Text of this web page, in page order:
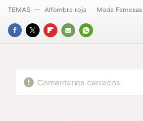
FACEBOOK
TWITTERFLIPBOARD
E-
WHATSAPP
TEMAS Alfombra roja Moda Famosas
Comentarios cerrados